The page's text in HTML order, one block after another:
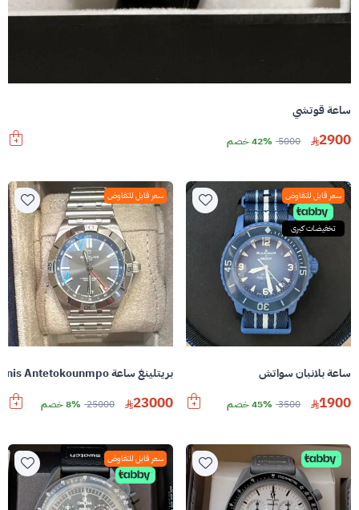
ساعة قوتشي
2900
5000 42% خصم
سعر قابل للتفاوض
تخفيضات كبرى
ساعة بلانبان سواتش
1900
3500 45% خصم
سعر قابل للتفاوض
بريتلينغ ساعة Chronomat Automatic GMT 40 Giannis Antetokounmpo
23000
25000 8% خصم
سعر قابل للتفاوض